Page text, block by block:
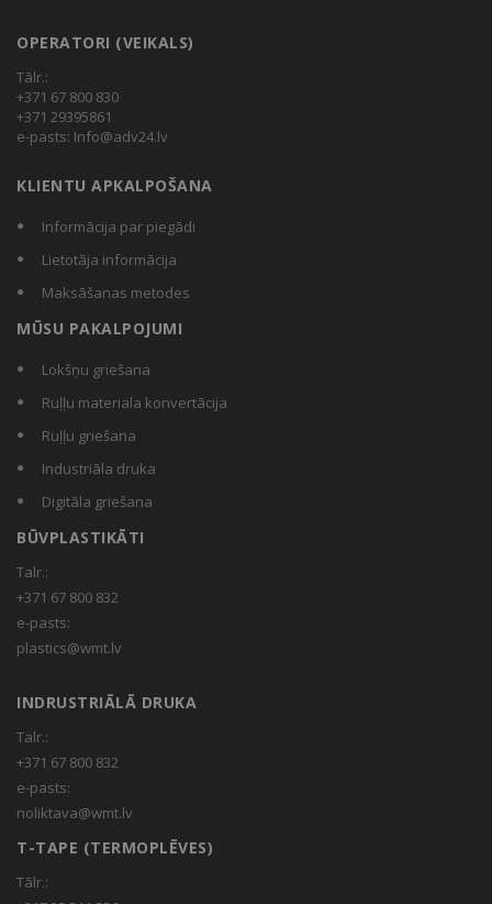
OPERATORI (VEIKALS)
Tālr.:
+371 67 800 830
+371 29395861
e-pasts: Info@adv24.lv
KLIENTU APKALPOŠANA
Informācija par piegādi
Lietotāja informācija
Maksāšanas metodes
MŪSU PAKALPOJUMI
Lokšņu griešana
Ruļļu materiala konvertācija
Ruļļu griešana
Industriāla druka
Digitāla griešana
BŪVPLASTIKĀTI
Talr.:
+371 67 800 832
e-pasts:
plastics@wmt.lv
INDRUSTRIĀLĀ DRUKA
Talr.:
+371 67 800 832
e-pasts:
noliktava@wmt.lv
T-TAPE (TERMOPLĒVES)
Tālr.: